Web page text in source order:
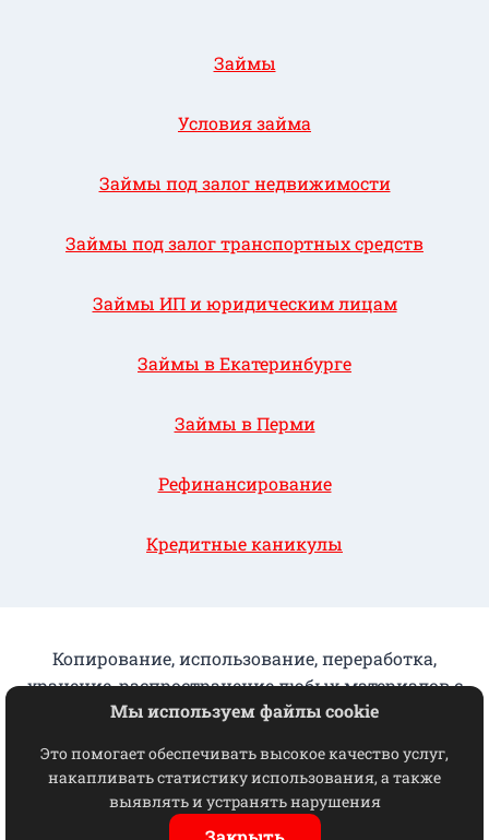
Займы
Условия займа
Займы под залог недвижимости
Займы под залог транспортных средств
Займы ИП и юридическим лицам
Займы в Екатеринбурге
Займы в Перми
Рефинансирование
Кредитные каникулы
Копирование, использование, переработка,
хранение, распространение любых материалов с
данного сайта разрешается исключительно с
Отказ от взаимодействия
© 2026 ГорФинУрал
Мы используем файлы cookie
Это помогает обеспечивать высокое качество услуг,
накапливать статистику использования, а также
выявлять и устранять нарушения